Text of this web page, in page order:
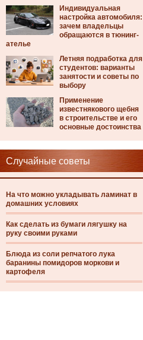
Индивидуальная
настройка автомобиля:
зачем владельцы
обращаются в тюнинг-
ателье
Летняя подработка для
студентов: варианты
занятости и советы по
выбору
Применение
известнякового щебня
в строительстве и его
основные достоинства
Случайные советы
На что можно укладывать ламинат в
домашних условиях
Как сделать из бумаги лягушку на
руку своими руками
Блюда из соли репчатого лука
баранины помидоров моркови и
картофеля